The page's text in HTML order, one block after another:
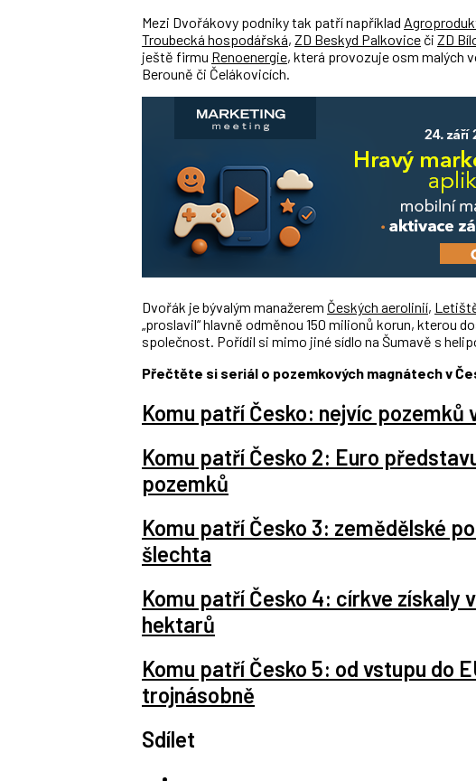
Mezi Dvořákovy podniky tak patří například
Troubecká hospodářská, ZD Beskyd Palkovice či ZD
ještě firmu Renoenergie, která provozuje osm malých
Berouně či Čelákovicích.
Dvořák je bývalým manažerem Českých aerolinií,
„proslavil“ hlavně odměnou 150 milionů korun, kterou
společnost. Pořídil si mimo jiné sídlo na Šumavě s
Přečtěte si seriál o pozemkových magnátech v
Komu patří Česko: nejvíc pozemků
Komu patří Česko 2: Euro
pozemků
Komu patří Česko 3: zemědělské
šlechta
Komu patří Česko 4: církve získaly
hektarů
Komu patří Česko 5: od vstupu do
trojnásobně
Sdílet